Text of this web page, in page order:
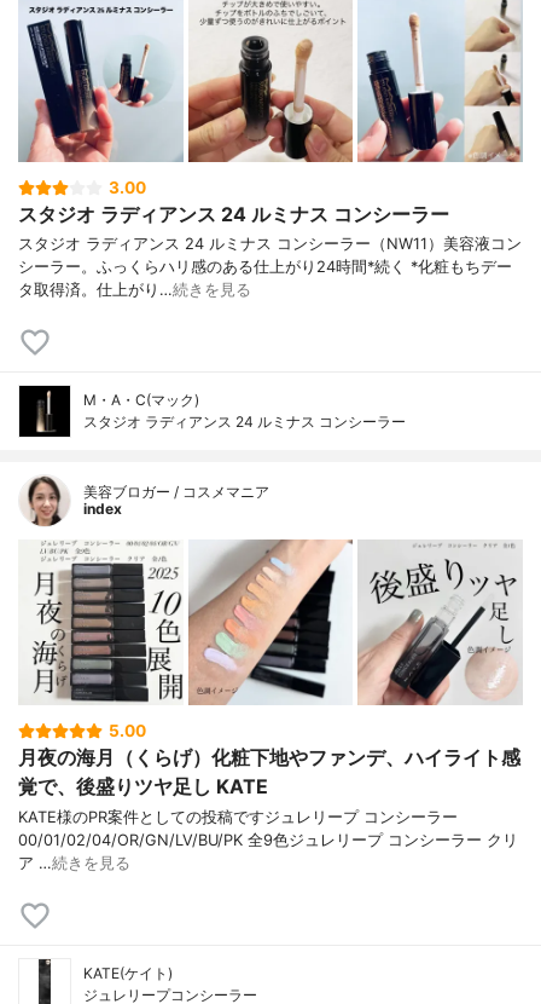
3.00
スタジオ ラディアンス 24 ルミナス コンシーラー
スタジオ ラディアンス 24 ルミナス コンシーラー（NW11）美容液コン
シーラー。ふっくらハリ感のある仕上がり24時間*続く *化粧もちデー
タ取得済。仕上がり…続きを見る
M・A・C(マック)
スタジオ ラディアンス 24 ルミナス コンシーラー
美容ブロガー / コスメマニア
index
5.00
月夜の海月（くらげ）化粧下地やファンデ、ハイライト感
覚で、後盛りツヤ足し KATE
KATE様のPR案件としての投稿ですジュレリープ コンシーラー
00/01/02/04/OR/GN/LV/BU/PK 全9色ジュレリープ コンシーラー クリ
ア …続きを見る
KATE(ケイト)
ジュレリープコンシーラー